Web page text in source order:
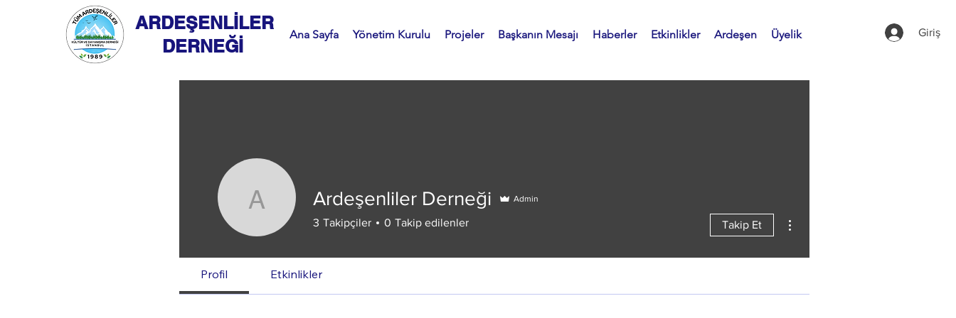
ARDEŞENLİLER
DERNEĞİ
Ana Sayfa Yönetim Kurulu Projeler Başkanın Mesajı Haberler Etkinlikler Ardeşen Üyelik Giriş
Ardeşenliler Derneği
Ardeşenliler Derneği Admin
3 Takipçiler 0 Takip edilenler Takip Et
Profil Etkinlikler